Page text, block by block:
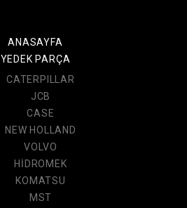
ANASAYFA
YEDEK PARÇA
CATERPILLAR
JCB
CASE
NEW HOLLAND
VOLVO
HİDROMEK
KOMATSU
MST